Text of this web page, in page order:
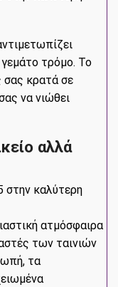
τρόμο. Το
σας κρατά σε
να νιώθει
αλλά
ατμόσφαιρα
των ταινιών
τα